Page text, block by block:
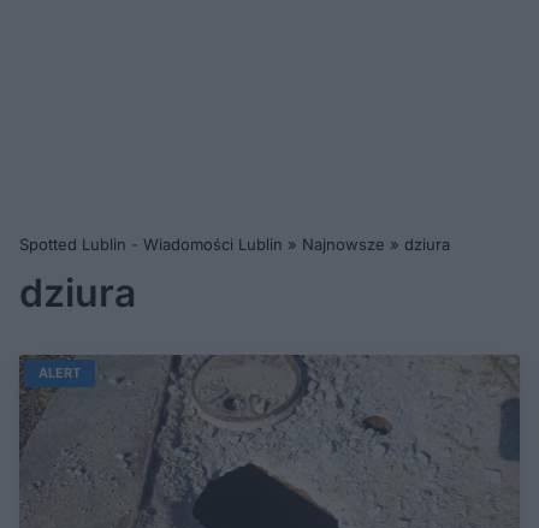
Spotted Lublin - Wiadomości Lublin » Najnowsze » dziura
dziura
ALERT